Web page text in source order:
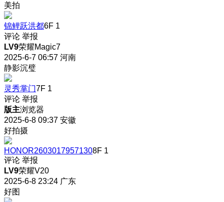
美拍
锦鲤跃洪都6F 1
评论 举报
LV9荣耀Magic7
2025-6-7 06:57 河南
静影沉璧
灵秀掌门7F 1
评论 举报
版主浏览器
2025-6-8 09:37 安徽
好拍摄
HONOR26030179571308F 1
评论 举报
LV9荣耀V20
2025-6-8 23:24 广东
好图